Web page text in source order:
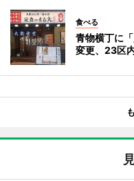
食べる
青物横丁に
変更、23区